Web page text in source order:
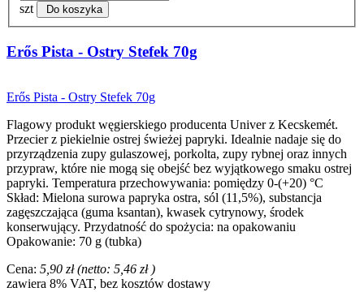
szt Do koszyka
Erős Pista - Ostry Stefek 70g
Erős Pista - Ostry Stefek 70g
Flagowy produkt węgierskiego producenta Univer z Kecskemét.
Przecier z piekielnie ostrej świeżej papryki. Idealnie nadaje się do
przyrządzenia zupy gulaszowej, porkolta, zupy rybnej oraz innych
przypraw, które nie mogą się obejść bez wyjątkowego smaku ostrej
papryki. Temperatura przechowywania: pomiędzy 0-(+20) °C
Skład: Mielona surowa papryka ostra, sól (11,5%), substancja
zagęszczająca (guma ksantan), kwasek cytrynowy, środek
konserwujący. Przydatność do spożycia: na opakowaniu
Opakowanie: 70 g (tubka)
Cena: 5,90 zł (netto: 5,46 zł)
zawiera 8% VAT, bez kosztów dostawy